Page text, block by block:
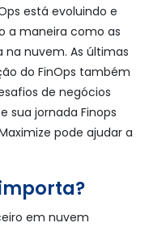
está evoluindo e
a maneira como as
nuvem. As últimas
do FinOps também
de negócios
sua jornada Finops
pode ajudar a
em nuvem